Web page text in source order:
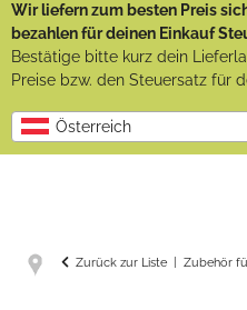
Wir liefern zum besten Preis
bezahlen für deinen Einkauf
Bestätige bitte kurz dein
Preise bzw. den Steuersatz für
Österreich
Zurück zur Liste Zubehör